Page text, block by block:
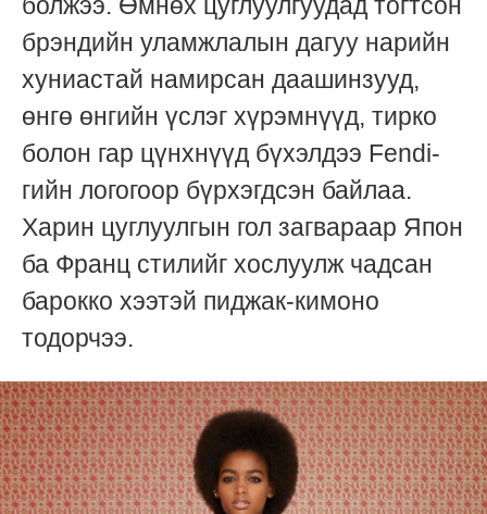
брэндийн уламжлалын дагуу нарийн
хуниастай намирсан даашинзууд,
өнгө өнгийн үслэг хүрэмнүүд, тирко
болон гар цүнхнүүд бүхэлдээ Fendi-
гийн логогоор бүрхэгдсэн байлаа.
Харин цуглуулгын гол загвараар Япон
ба Франц стилийг хослуулж чадсан
барокко хээтэй пиджак-кимоно
тодорчээ.